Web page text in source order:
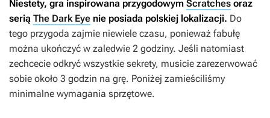
Niestety, gra inspirowana przygodowym Scratches oraz
serią The Dark Eye nie posiada polskiej lokalizacji. Do
tego przygoda zajmie niewiele czasu, ponieważ fabułę
można ukończyć w zaledwie 2 godziny. Jeśli natomiast
zechcecie odkryć wszystkie sekrety, musicie zarezerwować
sobie około 3 godzin na grę. Poniżej zamieściliśmy
minimalne wymagania sprzętowe.